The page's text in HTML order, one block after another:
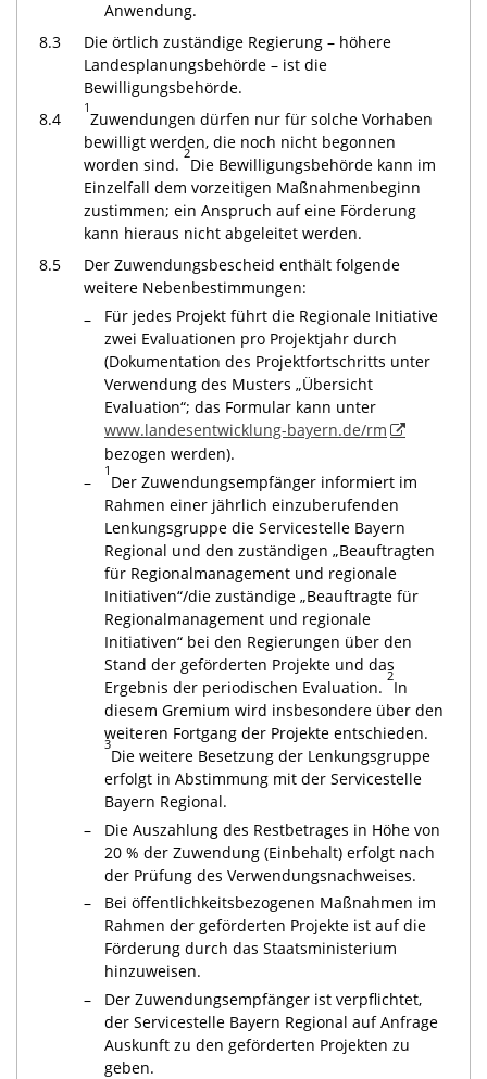
Anwendung.
8.3
Die örtlich zuständige Regierung – höhere
Landesplanungsbehörde – ist die
Bewilligungsbehörde.
8.4
1
Zuwendungen dürfen nur für solche Vorhaben
bewilligt werden, die noch nicht begonnen
worden sind.
2
Die Bewilligungsbehörde kann im
Einzelfall dem vorzeitigen Maßnahmenbeginn
zustimmen; ein Anspruch auf eine Förderung
kann hieraus nicht abgeleitet werden.
8.5
Der Zuwendungsbescheid enthält folgende
weitere Nebenbestimmungen:
–
Für jedes Projekt führt die Regionale Initiative
zwei Evaluationen pro Projektjahr durch
(Dokumentation des Projektfortschritts unter
Verwendung des Musters „Übersicht
Evaluation“; das Formular kann unter
www.landesentwicklung-bayern.de/rm
bezogen werden).
–
1
Der Zuwendungsempfänger informiert im
Rahmen einer jährlich einzuberufenden
Lenkungsgruppe die Servicestelle Bayern
Regional und den zuständigen „Beauftragten
für Regionalmanagement und regionale
Initiativen“/die zuständige „Beauftragte für
Regionalmanagement und regionale
Initiativen“ bei den Regierungen über den
Stand der geförderten Projekte und das
Ergebnis der periodischen Evaluation.
2
In
diesem Gremium wird insbesondere über den
weiteren Fortgang der Projekte entschieden.
3
Die weitere Besetzung der Lenkungsgruppe
erfolgt in Abstimmung mit der Servicestelle
Bayern Regional.
–
Die Auszahlung des Restbetrages in Höhe von
20 % der Zuwendung (Einbehalt) erfolgt nach
der Prüfung des Verwendungsnachweises.
–
Bei öffentlichkeitsbezogenen Maßnahmen im
Rahmen der geförderten Projekte ist auf die
Förderung durch das Staatsministerium
hinzuweisen.
–
Der Zuwendungsempfänger ist verpflichtet,
der Servicestelle Bayern Regional auf Anfrage
Auskunft zu den geförderten Projekten zu
geben.